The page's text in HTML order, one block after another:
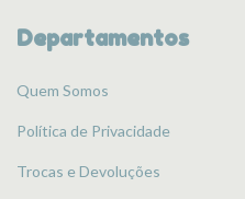
Departamentos
Quem Somos
Política de Privacidade
Trocas e Devoluções